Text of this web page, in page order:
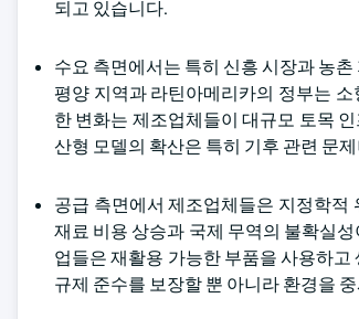
되고 있습니다.
수요 측면에서는 특히 신흥 시장과 농
평양 지역과 라틴아메리카의 정부는
한 변화는 제조업체들이 대규모 토목
산형 모델의 확산은 특히 기후 관련 문
공급 측면에서 제조업체들은 지정학적
재료 비용 상승과 국제 무역의 불확실
업들은 재활용 가능한 부품을 사용하
규제 준수를 보장할 뿐 아니라 환경을